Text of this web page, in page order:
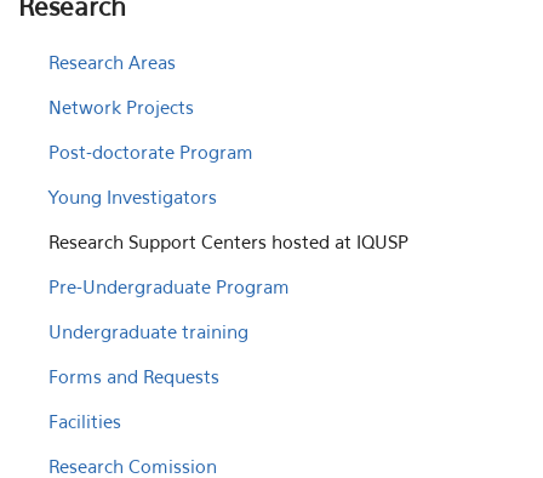
Research
Research Areas
Network Projects
Post-doctorate Program
Young Investigators
Research Support Centers hosted at IQUSP
Pre-Undergraduate Program
Undergraduate training
Forms and Requests
Facilities
Research Comission